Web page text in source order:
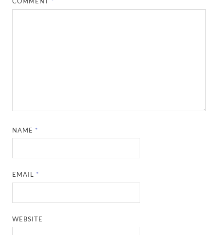
NAME *
EMAIL *
WEBSITE